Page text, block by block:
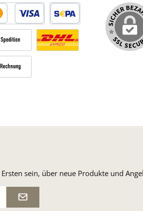
DebitkarteSEPA Lastschrift
normaler Versand Deutsche Post
sein, über neue Produkte und